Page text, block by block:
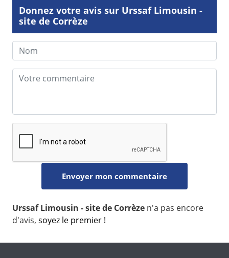
Donnez votre avis sur Urssaf Limousin -
site de Corrèze
Urssaf Limousin - site de Corrèze n'a pas encore
d'avis, soyez le premier !